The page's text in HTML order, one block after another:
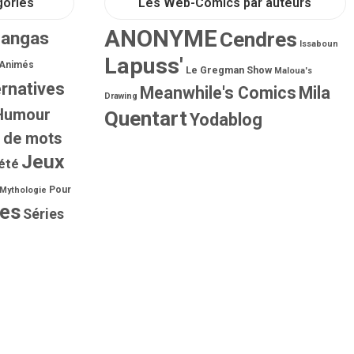
mots
Jeux
Pour
Séries
ANONYMECendres Issaboun
Lapuss' Le Gregman Show Maloua's
Drawing Meanwhile's Comics Mila
QuentartYodablog